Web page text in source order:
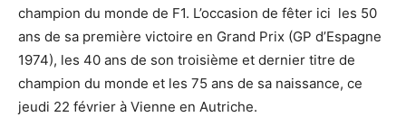
champion du monde de F1. L’occasion de fêter ici les 50
ans de sa première victoire en Grand Prix (GP d’Espagne
1974), les 40 ans de son troisième et dernier titre de
champion du monde et les 75 ans de sa naissance, ce
jeudi 22 février à Vienne en Autriche.